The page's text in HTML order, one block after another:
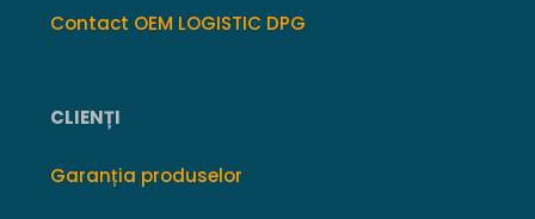
Contact OEM LOGISTIC DPG
CLIENȚI
Garanția produselor